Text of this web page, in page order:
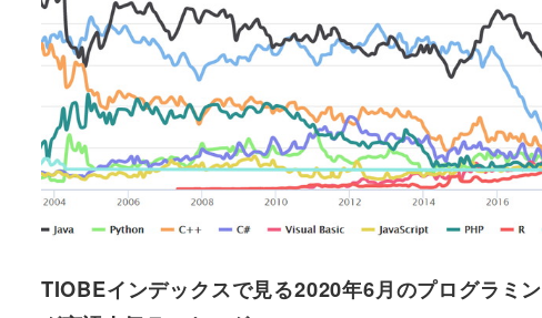
TIOBEインデックスで見る2020年6月のプログラミン